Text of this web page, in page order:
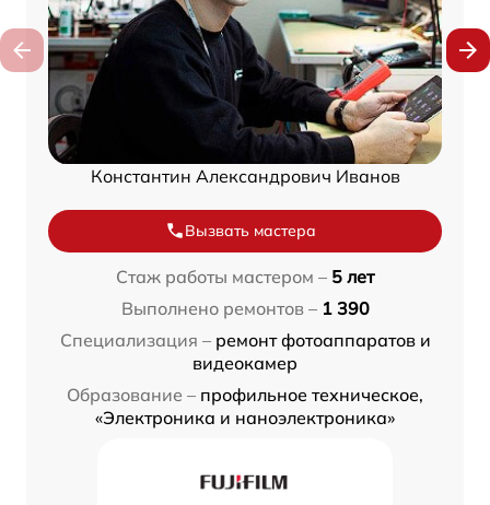
Константин Александрович Иванов
Вызвать мастера
Стаж работы мастером – 5 лет
Выполнено ремонтов – 1 390
Специализация – ремонт фотоаппаратов и
видеокамер
Образование – профильное техническое,
«Электроника и наноэлектроника»